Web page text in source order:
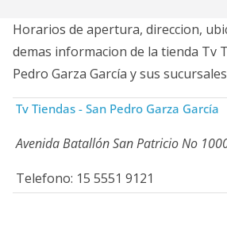
Horarios de apertura, direccion,
demas informacion de la tienda Tv
Pedro Garza García y sus sucursales
Tv Tiendas - San Pedro Garza García
Avenida Batallón San Patricio No
Telefono: 15 5551 9121